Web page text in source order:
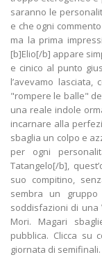
saranno le
e che ogni
ma la prima
[b]Elio[/b] appare
e cinico al punto
l’avevamo
"rompere le balle"
una reale indole
incarnare alla
sbaglia un colpo e
per ogni
Tatangelo[/b],
suo compitino,
sembra un
soddisfazioni di una
Mori. Magari
pubblica. Clicca su
giornata di semifinali.